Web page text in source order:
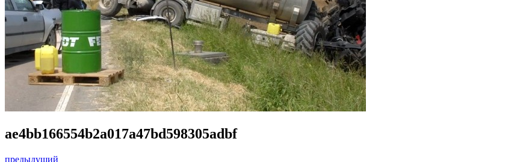
ae4bb166554b2a017a47bd598305adbf
предыдущий